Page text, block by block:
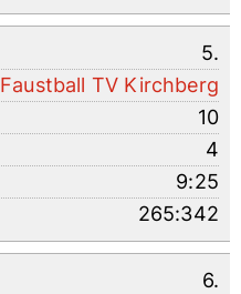
5.
Faustball TV Kirchberg
10
4
9:25
265:342
6.